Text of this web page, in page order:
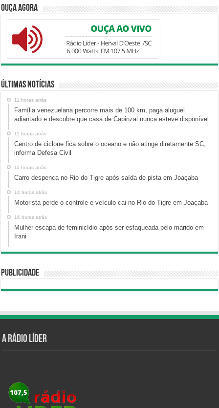
Ouça Agora
Últimas Notícias
11 horas atrás
Família venezuelana percorre mais de 100 km, paga aluguel
adiantado e descobre que casa de Capinzal nunca esteve disponível
11 horas atrás
Centro de ciclone fica sobre o oceano e não atinge diretamente SC,
informa Defesa Civil
11 horas atrás
Carro despenca no Rio do Tigre após saída de pista em Joaçaba
14 horas atrás
Motorista perde o controle e veículo cai no Rio do Tigre em Joaçaba
16 horas atrás
Mulher escapa de feminicídio após ser esfaqueada pelo marido em
Irani
Publicidade
A Rádio Líder